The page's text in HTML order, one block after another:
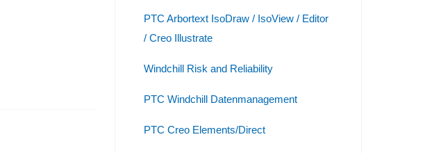
PTC Arbortext IsoDraw / IsoView / Editor
/ Creo Illustrate
Windchill Risk and Reliability
PTC Windchill Datenmanagement
PTC Creo Elements/Direct